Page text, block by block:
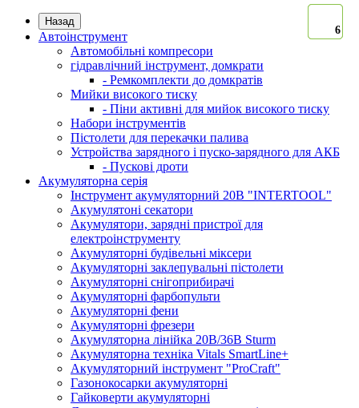
Назад
Автоінструмент
Автомобільні компресори
гідравлічний інструмент, домкрати
- Ремкомплекти до домкратів
Мийки високого тиску
- Піни активні для мийок високого тиску
Набори інструментів
Пістолети для перекачки палива
Устройства зарядного і пуско-зарядного для АКБ
- Пускові дроти
Акумуляторна серія
Інструмент акумуляторний 20В "INTERTOOL"
Акумулятоні секатори
Акумулятори, зарядні пристрої для
електроінструменту
Акумуляторні будівельні міксери
Акумуляторні заклепувальні пістолети
Акумуляторні снігоприбирачі
Акумуляторні фарбопульти
Акумуляторні фени
Акумуляторні фрезери
Акумуляторна лінійка 20В/36В Sturm
Акумуляторна техніка Vitals SmartLine+
Акумуляторний інструмент "ProCraft"
Газонокосарки акумуляторні
Гайковерти акумуляторні
6
6
6
6